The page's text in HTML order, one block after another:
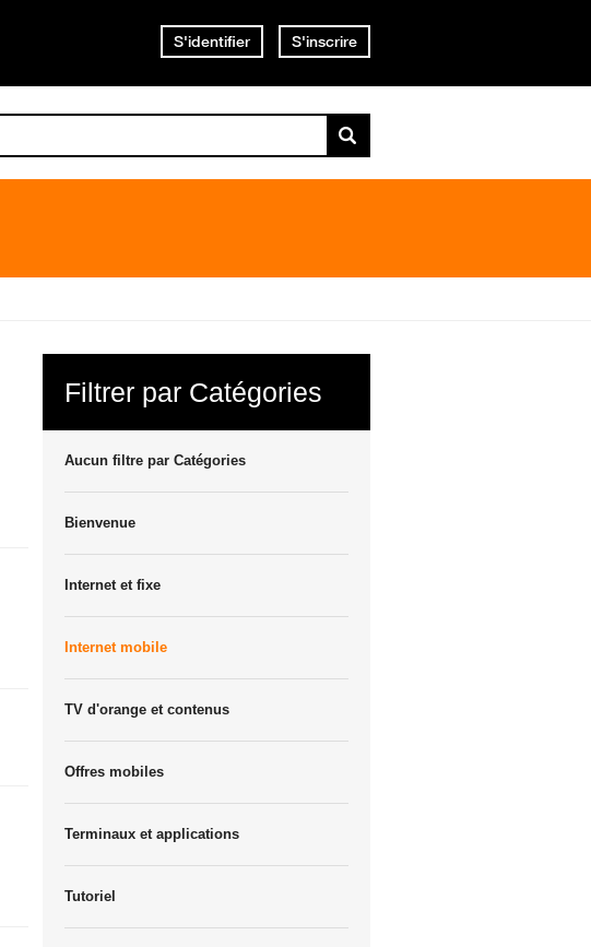
S'identifier S'inscrire
Filtrer par Catégories
Aucun filtre par Catégories
Bienvenue
Internet et fixe
Internet mobile
TV d'orange et contenus
Offres mobiles
Terminaux et applications
Tutoriel